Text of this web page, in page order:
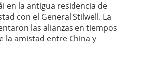
en la antigua residencia de
con el General Stilwell. La
las alianzas en tiempos
la amistad entre China y